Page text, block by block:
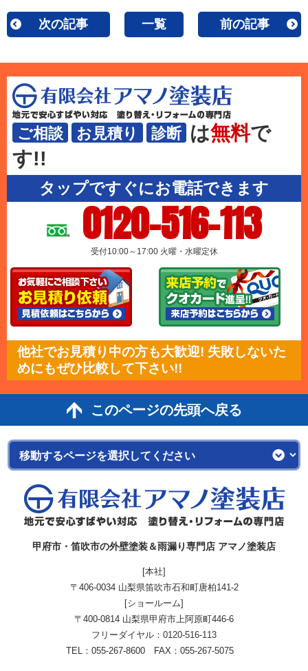
次の記事 一覧 前の記事
ご相談 お見積り 診断 は無料で
す!!
タップですぐにお電話できます
0120-516-113
受付10:00～17:00 火曜・水曜定休
他社でお見積り中の方も大歓迎! 失敗しないた
めにもぜひ比較して下さい!!
このページの先頭へ戻る
甲府市・笛吹市の外壁塗装＆雨漏り専門店 アマノ塗装店
[本社]
〒406-0034 山梨県笛吹市石和町唐柏141-2
[ショールーム]
〒400-0814 山梨県甲府市上阿原町446-6
フリーダイヤル： 0120-516-113
TEL：055-267-8600 FAX：055-267-5075